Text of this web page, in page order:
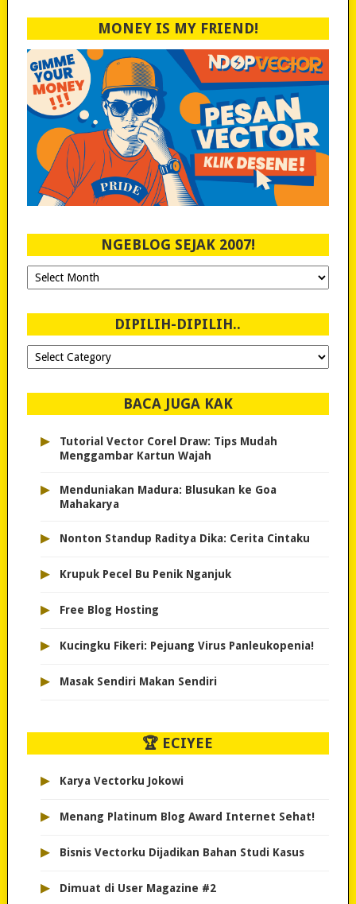
MONEY IS MY FRIEND!
NGEBLOG SEJAK 2007!
Ngeblog
Sejak
DIPILIH-DIPILIH..
Dipilih-
dipilih..
BACA JUGA KAK
▸
Tutorial Vector Corel Draw: Tips Mudah
Menggambar Kartun Wajah
▸
Menduniakan Madura: Blusukan ke Goa
Mahakarya
▸ Nonton Standup Raditya Dika: Cerita Cintaku
▸ Krupuk Pecel Bu Penik Nganjuk
▸ Free Blog Hosting
▸ Kucingku Fikeri: Pejuang Virus Panleukopenia!
▸ Masak Sendiri Makan Sendiri
🏆 ECIYEE
▸ Karya Vectorku Jokowi
▸ Menang Platinum Blog Award Internet Sehat!
▸ Bisnis Vectorku Dijadikan Bahan Studi Kasus
▸ Dimuat di User Magazine #2